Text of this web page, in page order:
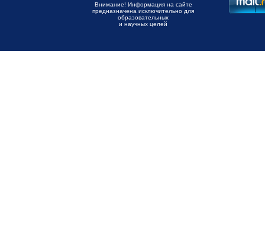
Внимание! Информация на сайте
предназначена исключительно для
образовательных
и научных целей